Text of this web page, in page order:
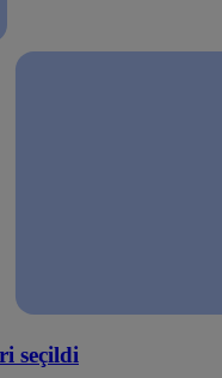
seçildi